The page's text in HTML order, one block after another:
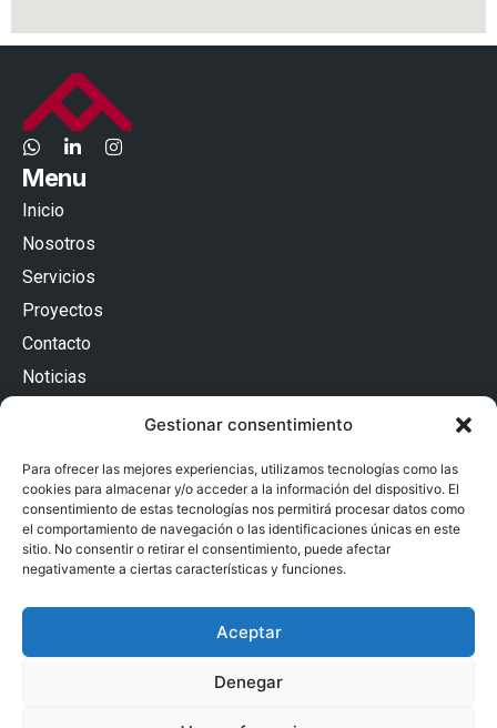
Gestionar consentimiento
Para ofrecer las mejores experiencias, utilizamos tecnologías como las
cookies para almacenar y/o acceder a la información del dispositivo. El
consentimiento de estas tecnologías nos permitirá procesar datos como
el comportamiento de navegación o las identificaciones únicas en este
sitio. No consentir o retirar el consentimiento, puede afectar
negativamente a ciertas características y funciones.
Aceptar
Denegar
Menu
Inicio
Nosotros
Servicios
Proyectos
Contacto
Noticias
Passatge Batlló 12, Baixos Esquerra
93 240 54 32
adm@proarquitectura.com
Privacidad
Accesibilidad
Declaración de Privacidad